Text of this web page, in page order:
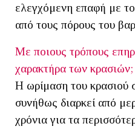
ελεγχόμενη επαφή με
από τους πόρους του
Με ποιους τρόπους
χαρακτήρα των κρασιών;
Η ωρίμαση του κρασιού
συνήθως διαρκεί από
χρόνια για τα